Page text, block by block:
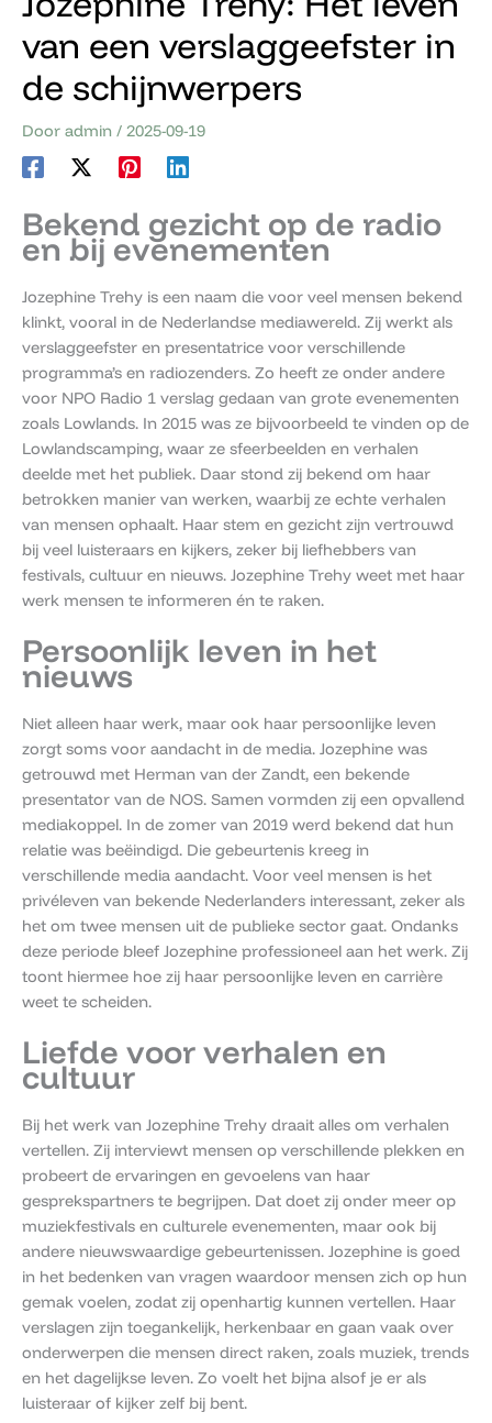
van een verslaggeefster in
de schijnwerpers
Door admin / 2025-09-19
Bekend gezicht op de radio
en bij evenementen
Jozephine Trehy is een naam die voor veel mensen bekend
klinkt, vooral in de Nederlandse mediawereld. Zij werkt als
verslaggeefster en presentatrice voor verschillende
programma’s en radiozenders. Zo heeft ze onder andere
voor NPO Radio 1 verslag gedaan van grote evenementen
zoals Lowlands. In 2015 was ze bijvoorbeeld te vinden op de
Lowlandscamping, waar ze sfeerbeelden en verhalen
deelde met het publiek. Daar stond zij bekend om haar
betrokken manier van werken, waarbij ze echte verhalen
van mensen ophaalt. Haar stem en gezicht zijn vertrouwd
bij veel luisteraars en kijkers, zeker bij liefhebbers van
festivals, cultuur en nieuws. Jozephine Trehy weet met haar
werk mensen te informeren én te raken.
Persoonlijk leven in het
nieuws
Niet alleen haar werk, maar ook haar persoonlijke leven
zorgt soms voor aandacht in de media. Jozephine was
getrouwd met Herman van der Zandt, een bekende
presentator van de NOS. Samen vormden zij een opvallend
mediakoppel. In de zomer van 2019 werd bekend dat hun
relatie was beëindigd. Die gebeurtenis kreeg in
verschillende media aandacht. Voor veel mensen is het
privéleven van bekende Nederlanders interessant, zeker als
het om twee mensen uit de publieke sector gaat. Ondanks
deze periode bleef Jozephine professioneel aan het werk. Zij
toont hiermee hoe zij haar persoonlijke leven en carrière
weet te scheiden.
Liefde voor verhalen en
cultuur
Bij het werk van Jozephine Trehy draait alles om verhalen
vertellen. Zij interviewt mensen op verschillende plekken en
probeert de ervaringen en gevoelens van haar
gesprekspartners te begrijpen. Dat doet zij onder meer op
muziekfestivals en culturele evenementen, maar ook bij
andere nieuwswaardige gebeurtenissen. Jozephine is goed
in het bedenken van vragen waardoor mensen zich op hun
gemak voelen, zodat zij openhartig kunnen vertellen. Haar
verslagen zijn toegankelijk, herkenbaar en gaan vaak over
onderwerpen die mensen direct raken, zoals muziek, trends
en het dagelijkse leven. Zo voelt het bijna alsof je er als
luisteraar of kijker zelf bij bent.